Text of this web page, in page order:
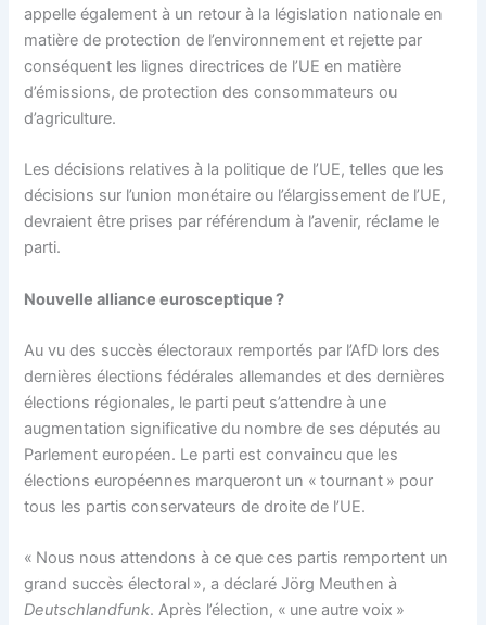
appelle également à un retour à la législation nationale en
matière de protection de l’environnement et rejette par
conséquent les lignes directrices de l’UE en matière
d’émissions, de protection des consommateurs ou
d’agriculture.
Les décisions relatives à la politique de l’UE, telles que les
décisions sur l’union monétaire ou l’élargissement de l’UE,
devraient être prises par référendum à l’avenir, réclame le
parti.
Nouvelle alliance eurosceptique ?
Au vu des succès électoraux remportés par l’AfD lors des
dernières élections fédérales allemandes et des dernières
élections régionales, le parti peut s’attendre à une
augmentation significative du nombre de ses députés au
Parlement européen. Le parti est convaincu que les
élections européennes marqueront un « tournant » pour
tous les partis conservateurs de droite de l’UE.
« Nous nous attendons à ce que ces partis remportent un
grand succès électoral », a déclaré Jörg Meuthen à
Deutschlandfunk. Après l’élection, « une autre voix »